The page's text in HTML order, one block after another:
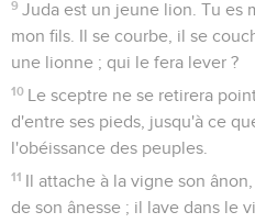
9 Juda est un jeune lion. Tu es
mon fils. Il se courbe, il se
une lionne ; qui le fera lever ?
10 Le sceptre ne se retirera
d'entre ses pieds, jusqu'à ce
l'obéissance des peuples.
11 Il attache à la vigne son
de son ânesse ; il lave dans le